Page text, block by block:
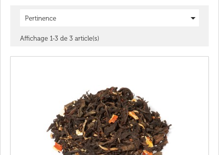
Pertinence 
Affichage 1-3 de 3 article(s)